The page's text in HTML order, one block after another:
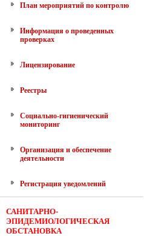
План мероприятий по контролю
Информация о проведенных
проверках
Лицензирование
Реестры
Социально-гигиенический
мониторинг
Организация и обеспечение
деятельности
Регистрация уведомлений
САНИТАРНО-
ЭПИДЕМИОЛОГИЧЕСКАЯ
ОБСТАНОВКА